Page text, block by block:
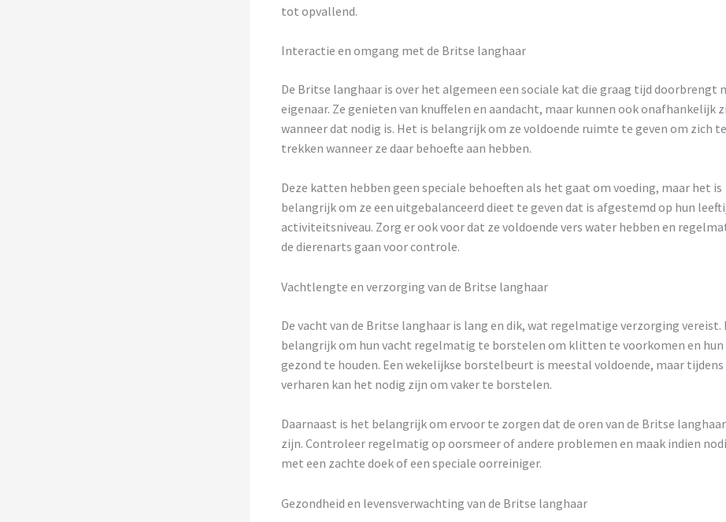
tot opvallend.
Interactie en omgang met de Britse langhaar
De Britse langhaar is over het algemeen een sociale kat die graag tijd doorbrengt
eigenaar. Ze genieten van knuffelen en aandacht, maar kunnen ook onafhankelijk
wanneer dat nodig is. Het is belangrijk om ze voldoende ruimte te geven om zich
trekken wanneer ze daar behoefte aan hebben.
Deze katten hebben geen speciale behoeften als het gaat om voeding, maar het is
belangrijk om ze een uitgebalanceerd dieet te geven dat is afgestemd op hun
activiteitsniveau. Zorg er ook voor dat ze voldoende vers water hebben en
de dierenarts gaan voor controle.
Vachtlengte en verzorging van de Britse langhaar
De vacht van de Britse langhaar is lang en dik, wat regelmatige verzorging vereist.
belangrijk om hun vacht regelmatig te borstelen om klitten te voorkomen en hun
gezond te houden. Een wekelijkse borstelbeurt is meestal voldoende, maar
verharen kan het nodig zijn om vaker te borstelen.
Daarnaast is het belangrijk om ervoor te zorgen dat de oren van de Britse
zijn. Controleer regelmatig op oorsmeer of andere problemen en maak indien
met een zachte doek of een speciale oorreiniger.
Gezondheid en levensverwachting van de Britse langhaar